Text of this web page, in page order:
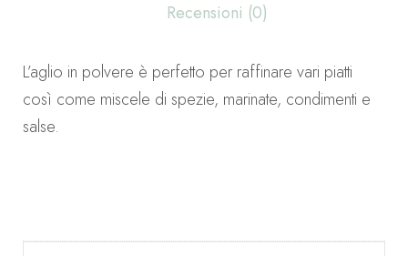
Recensioni (0)
L’aglio in polvere è perfetto per raffinare vari piatti
così come miscele di spezie, marinate, condimenti e
salse.